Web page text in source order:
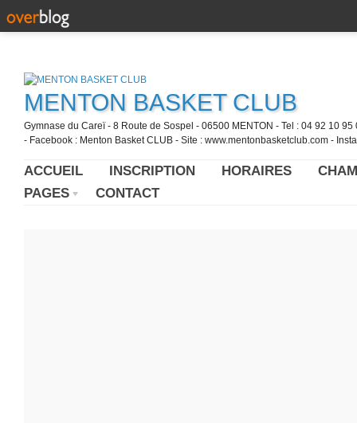
MENTON BASKET CLUB
Gymnase du Careï - 8 Route de Sospel - 06500 MENTON - Tel : 04 92 10
- Facebook : Menton Basket CLUB - Site : www.mentonbasketclub.com -
ACCUEIL INSCRIPTION HORAIRES
PAGES
CONTACT